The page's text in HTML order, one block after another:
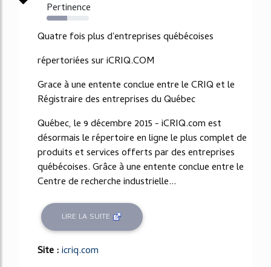
Pertinence
49%
Quatre fois plus d'entreprises québécoises
répertoriées sur iCRIQ.COM
Grace à une entente conclue entre le CRIQ et le
Régistraire des entreprises du Québec
Québec, le 9 décembre 2015 - iCRIQ.com est
désormais le répertoire en ligne le plus complet de
produits et services offerts par des entreprises
québécoises. Grâce à une entente conclue entre le
Centre de recherche industrielle...
LIRE LA SUITE
Site :icriq.com